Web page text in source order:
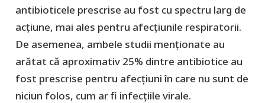
antibioticele prescrise au fost cu spectru larg de
acțiune, mai ales pentru afecțiunile respiratorii.
De asemenea, ambele studii menționate au
arătat că aproximativ 25% dintre antibiotice au
fost prescrise pentru afecțiuni în care nu sunt de
niciun folos, cum ar fi infecțiile virale.